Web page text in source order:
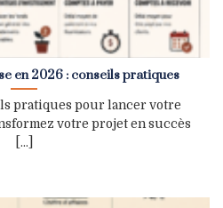
en 2026 : conseils pratiques
pratiques pour lancer votre
votre projet en succès
[...]